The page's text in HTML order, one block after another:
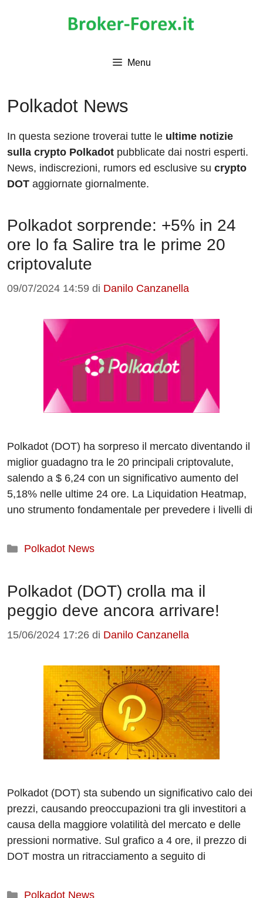
Menu
Polkadot News
In questa sezione troverai tutte le ultime notizie
sulla crypto Polkadot pubblicate dai nostri esperti.
News, indiscrezioni, rumors ed esclusive su crypto
DOT aggiornate giornalmente.
Polkadot sorprende: +5% in 24
ore lo fa Salire tra le prime 20
criptovalute
09/07/2024 14:59 di Danilo Canzanella
Polkadot (DOT) ha sorpreso il mercato diventando il
miglior guadagno tra le 20 principali criptovalute,
salendo a $ 6,24 con un significativo aumento del
5,18% nelle ultime 24 ore. La Liquidation Heatmap,
uno strumento fondamentale per prevedere i livelli di
Categorie
Polkadot News
Polkadot (DOT) crolla ma il
peggio deve ancora arrivare!
15/06/2024 17:26 di Danilo Canzanella
Polkadot (DOT) sta subendo un significativo calo dei
prezzi, causando preoccupazioni tra gli investitori a
causa della maggiore volatilità del mercato e delle
pressioni normative. Sul grafico a 4 ore, il prezzo di
DOT mostra un ritracciamento a seguito di
Categorie
Polkadot News